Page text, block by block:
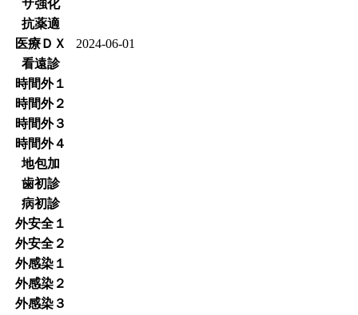
サ強化
抗薬適
医療ＤＸ
2024-06-01
看遠診
時間外１
時間外２
時間外３
時間外４
地包加
歯初診
病初診
外安全１
外安全２
外感染１
外感染２
外感染３